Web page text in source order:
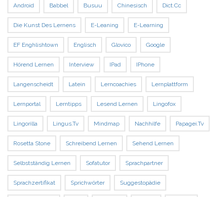
Android Babbel Busuu Chinesisch Dict.cc
Die Kunst Des Lernens E-Leaning E-Learning
EF Enghlishtown Englisch Glovico Google
Hörend Lernen Interview IPad IPhone
Langenscheidt Latein Lerncoachies Lernplattform
Lernportal Lerntipps Lesend Lernen Lingofox
Lingorilla Lingus.tv Mindmap Nachhilfe Papagei.tv
Rosetta Stone Schreibend Lernen Sehend Lernen
Selbstständig Lernen Sofatutor Sprachpartner
Sprachzertifikat Sprichwörter Suggestopädie